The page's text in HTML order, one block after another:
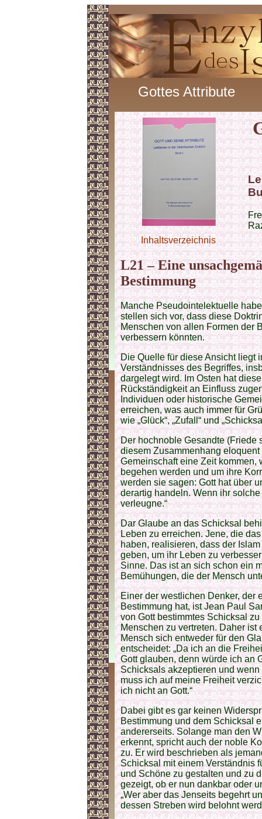
Gottes Attribute
Inhaltsverzeichnis
L21 – Eine
Bestimmung
Manche Pseudointelektuelle
stellen sich vor, dass diese
Menschen von allen Formen der
verbessern könnten.
Die Quelle für diese Ansicht liegt
Verständnisses des Begriffes,
dargelegt wird. Im Osten hat
Rückständigkeit an Einfluss
Individuen oder historische
erreichen, was auch immer für
wie „Glück“, „Zufall“ und
Der hochnoble Gesandte (Friede
diesem Zusammenhang
Gemeinschaft eine Zeit
begehen werden und um ihre
werden sie sagen: Gott hat über
derartig handeln. Wenn ihr
verleugne.“
Dar Glaube an das Schicksal
Leben zu erreichen. Jene, die
haben, realisieren, dass der
geben, um ihr Leben zu
Sinne. Das ist an sich schon ein
Bemühungen, die der Mensch
Einer der westlichen Denker, der
Bestimmung hat, ist Jean Paul
von Gott bestimmtes Schicksal
Menschen zu vertreten. Daher
Mensch sich entweder für den
entscheidet: „Da ich an die
Gott glauben, denn würde ich an
Schicksals akzeptieren und
muss ich auf meine Freiheit
ich nicht an Gott.“
Dabei gibt es gar keinen
Bestimmung und dem Schicksal
andererseits. Solange man den
erkennt, spricht auch der noble
zu. Er wird beschrieben als
Schicksal mit einem Verständnis
und Schöne zu gestalten und zu
gezeigt, ob er nun dankbar oder
„Wer aber das Jenseits begehrt
dessen Streben wird belohnt